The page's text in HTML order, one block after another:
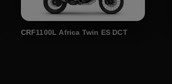
CRF1100L Africa Twin ES DCT